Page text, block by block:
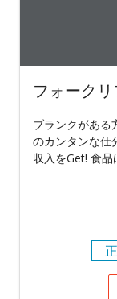
フォークリ
ブランクがある
のカンタンな仕
収入をGet! 食